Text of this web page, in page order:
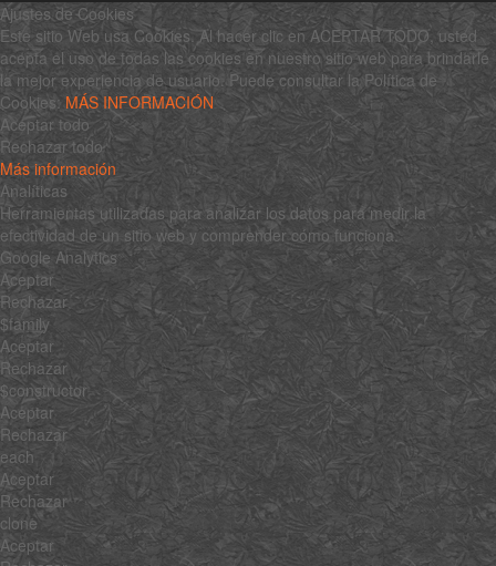
Ajustes de Cookies
Este sitio Web usa Cookies. Al hacer clic en ACEPTAR TODO, usted
acepta el uso de todas las cookies en nuestro sitio web para brindarle
la mejor experiencia de usuario. Puede consultar la Política de
Cookies: MÁS INFORMACIÓN
Aceptar todo
Rechazar todo
Más información
Analíticas
Herramientas utilizadas para analizar los datos para medir la
efectividad de un sitio web y comprender cómo funciona.
Google Analytics
Aceptar
Rechazar
$family
Aceptar
Rechazar
$constructor
Aceptar
Rechazar
each
Aceptar
Rechazar
clone
Aceptar